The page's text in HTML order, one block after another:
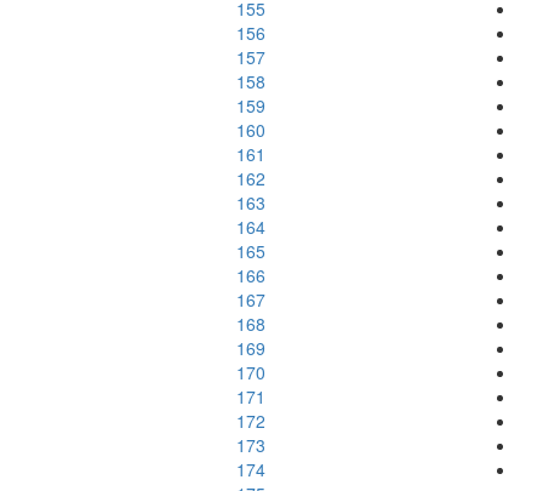
155
156
157
158
159
160
161
162
163
164
165
166
167
168
169
170
171
172
173
174